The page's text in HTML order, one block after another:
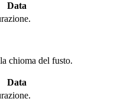
Data
chioma del fusto.
Data